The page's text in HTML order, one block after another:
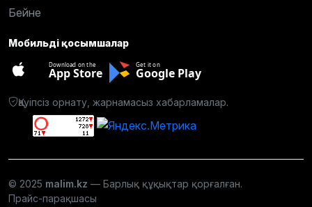
Бейне
Мобильді қосымшалар
Download on the
App Store
Get it on
Google Play
Қауіпсіз орнату, жарнамасыз хабарламалар.
© 2025 malim.kz — Барлық құқықтар қорғалған.
Прайс-парақшасы